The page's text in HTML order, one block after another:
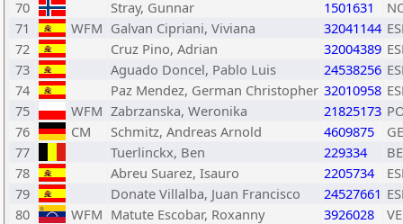
70
Stray, Gunnar 1501631
71
WFM Galvan Cipriani, Viviana 32041144
72
Cruz Pino, Adrian 32004389
73
Aguado Doncel, Pablo Luis 24538256
74
Paz Mendez, German Christopher 32010958
75
WFM Zabrzanska, Weronika 21825173
76
CM Schmitz, Andreas Arnold 4609875
77
Tuerlinckx, Ben 229334
78
Abreu Suarez, Isauro 2205734
79
Donate Villalba, Juan Francisco 24527661
80
WFM Matute Escobar, Roxanny 3926028